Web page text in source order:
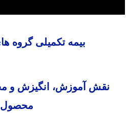
بیمه تکمیلی گروه های زیر
نقش آموزش، انگیزش و
محصول